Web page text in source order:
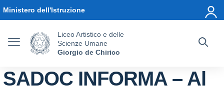
Ministero dell'Istruzione
Liceo Artistico e delle
Scienze Umane
Giorgio de Chirico
SADOC INFORMA – Al